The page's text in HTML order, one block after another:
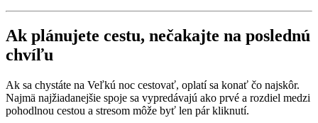
Ak plánujete cestu, nečakajte na poslednú
chvíľu
Ak sa chystáte na Veľkú noc cestovať, oplatí sa konať čo najskôr.
Najmä najžiadanejšie spoje sa vypredávajú ako prvé a rozdiel medzi
pohodlnou cestou a stresom môže byť len pár kliknutí.